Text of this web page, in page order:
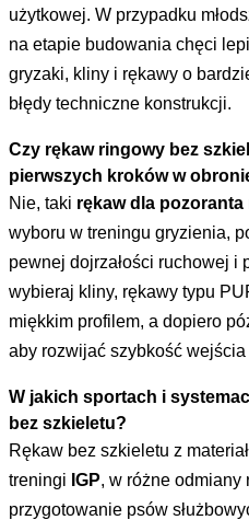
użytkowej. W przypadku
na etapie budowania chęci
gryzaki, kliny i rękawy o
błędy techniczne konstrukcji.
Czy rękaw ringowy bez
pierwszych kroków w
Nie, taki rękaw dla pozoranta
wyboru w treningu gryzienia,
pewnej dojrzałości ruchowej i
wybieraj kliny, rękawy typu
miękkim profilem, a dopiero
aby rozwijać szybkość
W jakich sportach i
bez szkieletu?
Rękaw bez szkieletu z
treningi IGP, w różne odmiany
przygotowanie psów